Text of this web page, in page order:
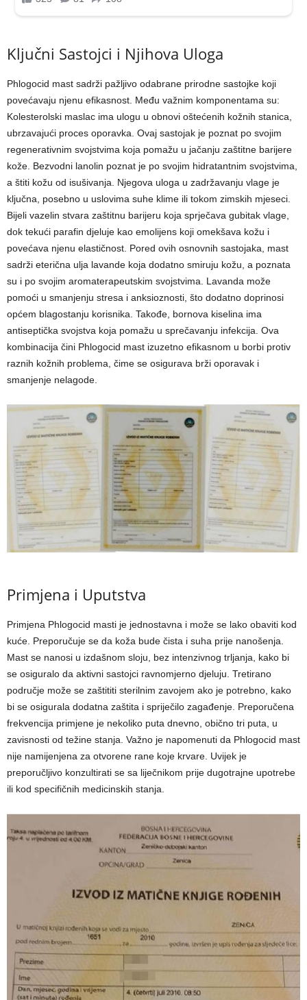
Ključni Sastojci i Njihova Uloga
Phlogocid mast sadrži pažljivo odabrane prirodne sastojke koji
povećavaju njenu efikasnost. Među važnim komponentama su:
Kolesterolski maslac ima ulogu u obnovi oštećenih kožnih stanica,
ubrzavajući proces oporavka. Ovaj sastojak je poznat po svojim
regenerativnim svojstvima koja pomažu u jačanju zaštitne barijere
kože. Bezvodni lanolin poznat je po svojim hidratantnim svojstvima,
a štiti kožu od isušivanja. Njegova uloga u zadržavanju vlage je
ključna, posebno u uslovima suhe klime ili tokom zimskih mjeseci.
Bijeli vazelin stvara zaštitnu barijeru koja sprječava gubitak vlage,
dok tekući parafin djeluje kao emolijens koji omekšava kožu i
povećava njenu elastičnost. Pored ovih osnovnih sastojaka, mast
sadrži eterična ulja lavande koja dodatno smiruju kožu, a poznata
su i po svojim aromaterapeutskim svojstvima. Lavanda može
pomoći u smanjenju stresa i anksioznosti, što dodatno doprinosi
općem blagostanju korisnika. Takođe, bornova kiselina ima
antiseptička svojstva koja pomažu u sprečavanju infekcija. Ova
kombinacija čini Phlogocid mast izuzetno efikasnom u borbi protiv
raznih kožnih problema, čime se osigurava brži oporavak i
smanjenje nelagode.
Primjena i Uputstva
Primjena Phlogocid masti je jednostavna i može se lako obaviti kod
kuće. Preporučuje se da koža bude čista i suha prije nanošenja.
Mast se nanosi u izdašnom sloju, bez intenzivnog trljanja, kako bi
se osiguralo da aktivni sastojci ravnomjerno djeluju. Tretirano
područje može se zaštititi sterilnim zavojem ako je potrebno, kako
bi se osigurala dodatna zaštita i spriječilo zagađenje. Preporučena
frekvencija primjene je nekoliko puta dnevno, obično tri puta, u
zavisnosti od težine stanja. Važno je napomenuti da Phlogocid mast
nije namijenjena za otvorene rane koje krvare. Uvijek je
preporučljivo konzultirati se sa liječnikom prije dugotrajne upotrebe
ili kod specifičnih medicinskih stanja.